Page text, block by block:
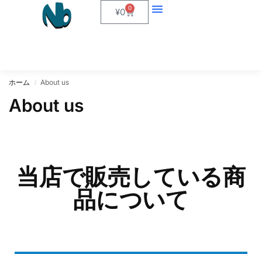
¥0 0
ホーム / About us
About us
当店で販売している商
品について